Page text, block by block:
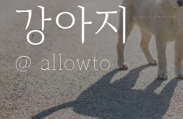
강아지
@ allowto
홍시
@ allowto
두물머리
@ allowto
폭죽
@ allowto
많은 핑크
장미꽃
@ allowto